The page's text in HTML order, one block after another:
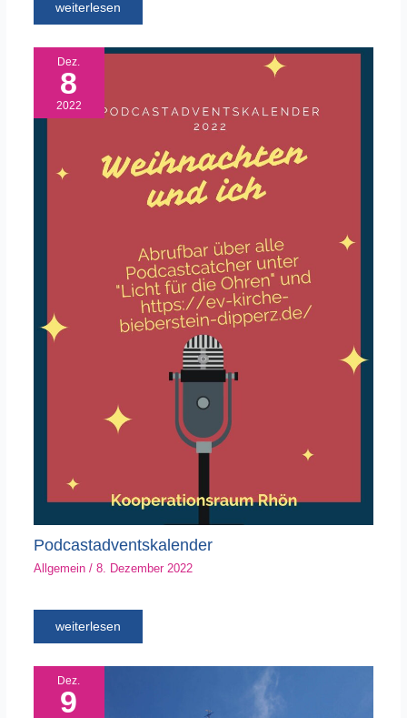
weiterlesen
Dez.
8
2022
Podcastadventskalender
Allgemein/ 8. Dezember 2022
weiterlesen
Dez.
9